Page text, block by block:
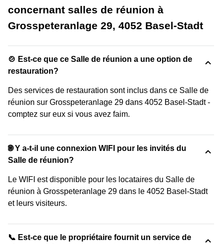
concernant salles de réunion à
Grosspeteranlage 29, 4052 Basel-Stadt
🍲 Est-ce que ce Salle de réunion a une option de
restauration?
Des services de restauration sont inclus dans ce Salle de
réunion sur Grosspeteranlage 29 dans 4052 Basel-Stadt -
comptez sur eux si vous avez faim.
🌐 Y a-t-il une connexion WIFI pour les invités du
Salle de réunion?
Le WIFI est disponible pour les locataires du Salle de
réunion à Grosspeteranlage 29 dans le 4052 Basel-Stadt
et leurs visiteurs.
📞 Est-ce que le propriétaire fournit un service de